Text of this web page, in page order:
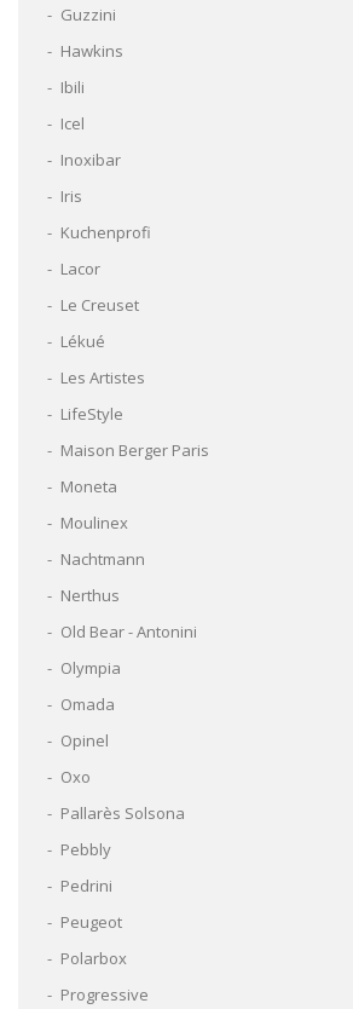
Guzzini
Hawkins
Ibili
Icel
Inoxibar
Iris
Kuchenprofi
Lacor
Le Creuset
Lékué
Les Artistes
LifeStyle
Maison Berger Paris
Moneta
Moulinex
Nachtmann
Nerthus
Old Bear - Antonini
Olympia
Omada
Opinel
Oxo
Pallarès Solsona
Pebbly
Pedrini
Peugeot
Polarbox
Progressive